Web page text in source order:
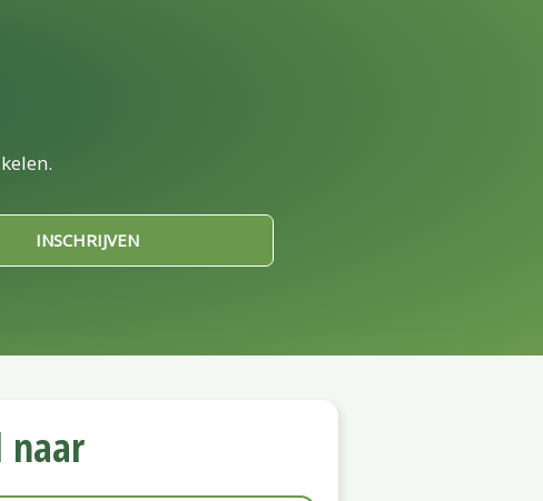
INSCHRIJVEN
naar